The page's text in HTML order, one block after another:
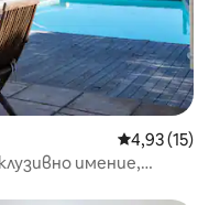
Средна
4,93 (15)
имение,